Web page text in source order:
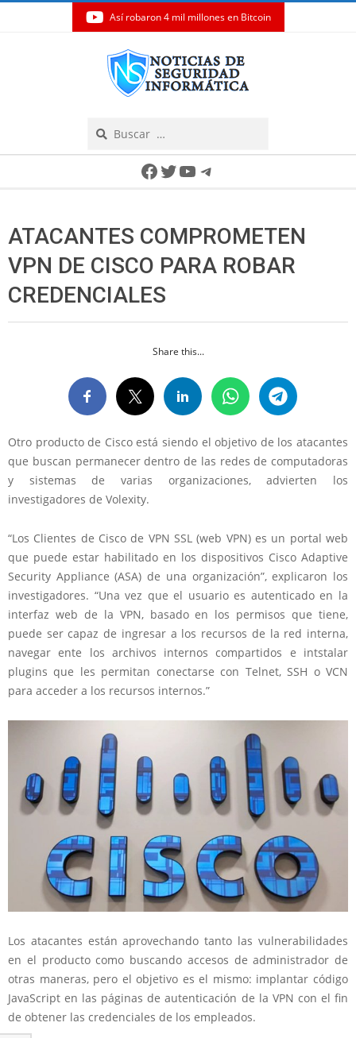
Así robaron 4 mil millones en Bitcoin
Facebook
Twitter
YouTube
Telegram
ATACANTES COMPROMETEN
VPN DE CISCO PARA ROBAR
CREDENCIALES
Share this...
Otro producto de Cisco está siendo el objetivo de los atacantes
que buscan permanecer dentro de las redes de computadoras
y sistemas de varias organizaciones, advierten los
investigadores de Volexity.
“Los Clientes de Cisco de VPN SSL (web VPN) es un portal web
que puede estar habilitado en los dispositivos Cisco Adaptive
Security Appliance (ASA) de una organización”, explicaron los
investigadores. “Una vez que el usuario es autenticado en la
interfaz web de la VPN, basado en los permisos que tiene,
puede ser capaz de ingresar a los recursos de la red interna,
navegar ente los archivos internos compartidos e intstalar
plugins que les permitan conectarse con Telnet, SSH o VCN
para acceder a los recursos internos.”
Los atacantes están aprovechando tanto las vulnerabilidades
en el producto como buscando accesos de administrador de
otras maneras, pero el objetivo es el mismo: implantar código
JavaScript en las páginas de autenticación de la VPN con el fin
de obtener las credenciales de los empleados.